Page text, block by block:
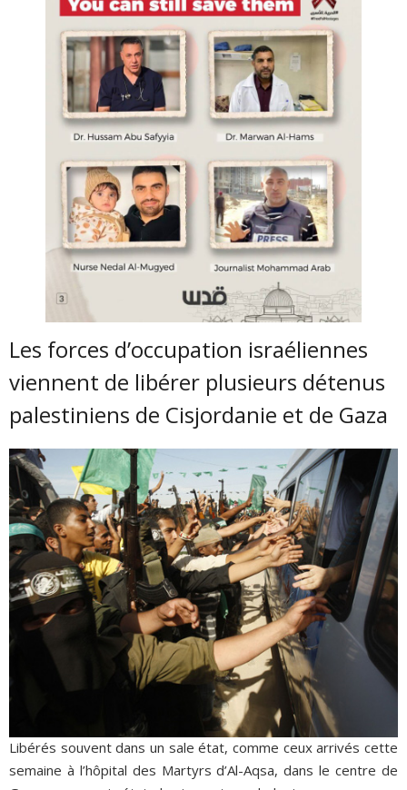
Les forces d’occupation israéliennes
viennent de libérer plusieurs détenus
palestiniens de Cisjordanie et de Gaza
Libérés souvent dans un sale état, comme ceux arrivés cette
semaine à l’hôpital des Martyrs d’Al-Aqsa, dans le centre de